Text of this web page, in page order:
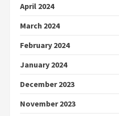
April 2024
March 2024
February 2024
January 2024
December 2023
November 2023